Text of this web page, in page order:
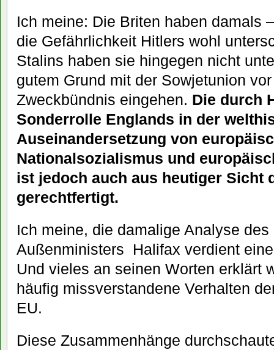
Ich meine: Die Briten haben damals
die Gefährlichkeit Hitlers wohl
Stalins haben sie hingegen nicht
gutem Grund mit der Sowjetunion
Zweckbündnis eingehen. Die durch
Sonderrolle Englands in der
Auseinandersetzung von
Nationalsozialismus und
ist jedoch auch aus heutiger Sicht
gerechtfertigt.
Ich meine, die damalige Analyse
Außenministers Halifax verdient
Und vieles an seinen Worten erklärt
häufig missverstandene Verhalten
EU.
Diese Zusammenhänge